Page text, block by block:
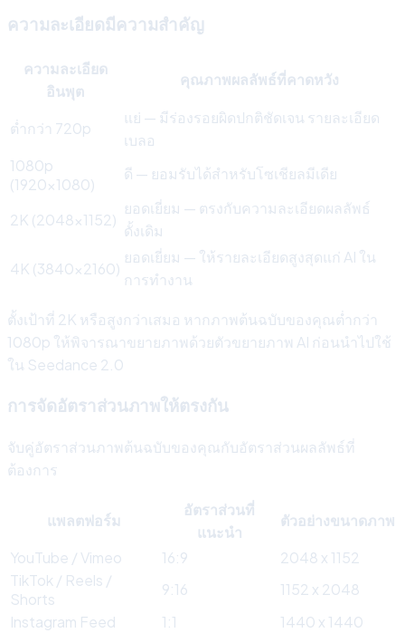
ความละเอียดมีความสำคัญ
ความละเอียด
อินพุต
คุณภาพผลลัพธ์ที่คาดหวัง
ต่ำกว่า 720p
แย่ — มีร่องรอยผิดปกติชัดเจน รายละเอียด
เบลอ
1080p
(1920x1080)
ดี — ยอมรับได้สำหรับโซเชียลมีเดีย
2K (2048x1152)
ยอดเยี่ยม — ตรงกับความละเอียดผลลัพธ์
ดั้งเดิม
4K (3840x2160)
ยอดเยี่ยม — ให้รายละเอียดสูงสุดแก่ AI ใน
การทำงาน
ตั้งเป้าที่ 2K หรือสูงกว่าเสมอ หากภาพต้นฉบับของคุณต่ำกว่า
1080p ให้พิจารณาขยายภาพด้วยตัวขยายภาพ AI ก่อนนำไปใช้
ใน Seedance 2.0
การจัดอัตราส่วนภาพให้ตรงกัน
จับคู่อัตราส่วนภาพต้นฉบับของคุณกับอัตราส่วนผลลัพธ์ที่
ต้องการ
แพลตฟอร์ม
อัตราส่วนที่
แนะนำ
ตัวอย่างขนาดภาพ
YouTube / Vimeo
16:9
2048 x 1152
TikTok / Reels /
Shorts
9:16
1152 x 2048
Instagram Feed
1:1
1440 x 1440